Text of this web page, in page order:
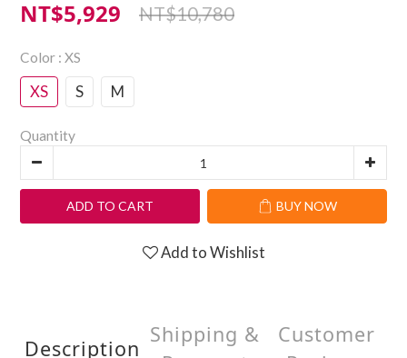
NT$5,929 NT$10,780
Color : XS
XS S M
Quantity
ADD TO CART BUY NOW
Add to Wishlist
Description
Shipping &
Customer